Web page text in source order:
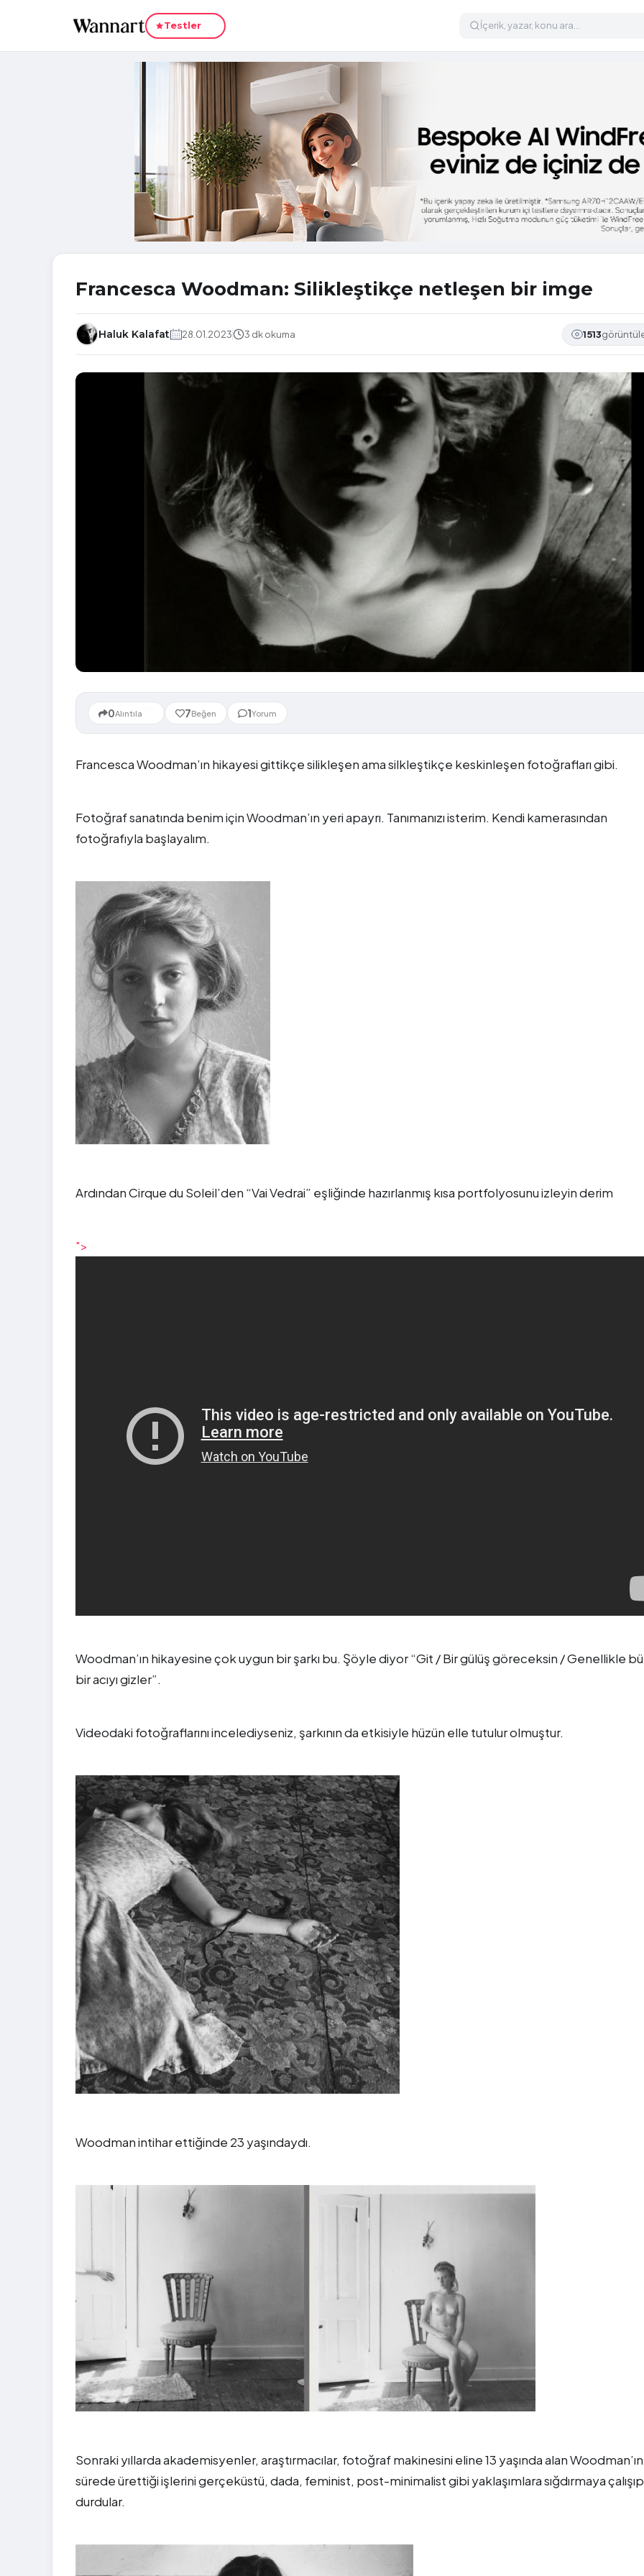
Testler
Francesca Woodman: Silikleştikçe netleşen bir imge
Haluk Kalafat 28.01.2023 3 dk okuma 1513
0Alıntıla 7Beğen 1Yorum
Francesca Woodman’ın hikayesi gittikçe silikleşen ama silkleştikçe keskinleşen fotoğrafları gibi.
Fotoğraf sanatında benim için Woodman’ın yeri apayrı. Tanımanızı isterim. Kendi kamerasından
fotoğrafıyla başlayalım.
Ardından Cirque du Soleil’den “Vai Vedrai” eşliğinde hazırlanmış kısa portfolyosunu izleyin derim
">
Woodman’ın hikayesine çok uygun bir şarkı bu. Şöyle diyor “Git / Bir gülüş göreceksin / Genellikle
bir acıyı gizler”.
Videodaki fotoğraflarını incelediyseniz, şarkının da etkisiyle hüzün elle tutulur olmuştur.
Woodman intihar ettiğinde 23 yaşındaydı.
Sonraki yıllarda akademisyenler, araştırmacılar, fotoğraf makinesini eline 13 yaşında alan Woodman’ın
sürede ürettiği işlerini gerçeküstü, dada, feminist, post-minimalist gibi yaklaşımlara sığdırmaya çalışıp
durdular.